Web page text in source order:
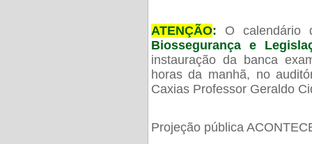
ATENÇÃO: O calendário
Biossegurança e
instauração da banca
horas da manhã, no
Caxias Professor Geraldo
Projeção pública